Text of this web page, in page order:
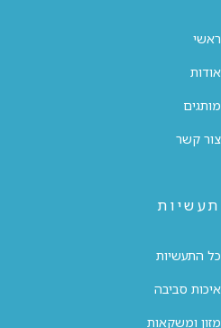
ראשי
אודות
מותגים
צור קשר
תעשיות
כל התעשיות
איכות סביבה
מזון ומשקאות